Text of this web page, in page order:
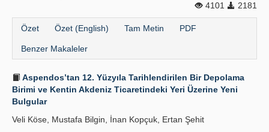
4101
2181
Özet Özet (English) Tam Metin PDF
Benzer Makaleler
Aspendos’tan 12. Yüzyıla Tarihlendirilen Bir Depolama
Birimi ve Kentin Akdeniz Ticaretindeki Yeri Üzerine Yeni
Bulgular
Veli Köse, Mustafa Bilgin, İnan Kopçuk, Ertan Şehit